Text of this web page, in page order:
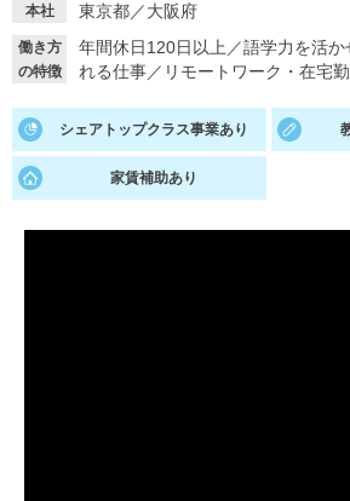
就活支援
就活ノウハウが満載！ お
適職診断
就活ニュースペーパー
本社 東京都／大阪府
働き方
の特徴
年間休日120日以上 ／語学力を活か
れる仕事／ リモートワーク・在宅
シェアトップクラス事業あり
家賃補助あり